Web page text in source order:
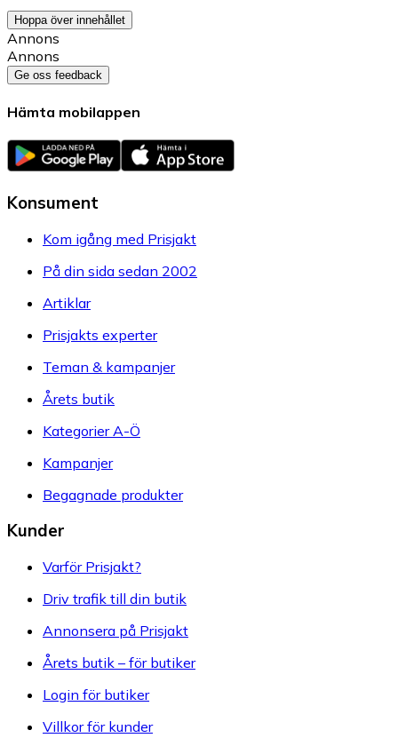
Hoppa över innehållet
Annons
Annons
Ge oss feedback
Hämta mobilappen
Konsument
Kom igång med Prisjakt
På din sida sedan 2002
Artiklar
Prisjakts experter
Teman & kampanjer
Årets butik
Kategorier A-Ö
Kampanjer
Begagnade produkter
Kunder
Varför Prisjakt?
Driv trafik till din butik
Annonsera på Prisjakt
Årets butik – för butiker
Login för butiker
Villkor för kunder